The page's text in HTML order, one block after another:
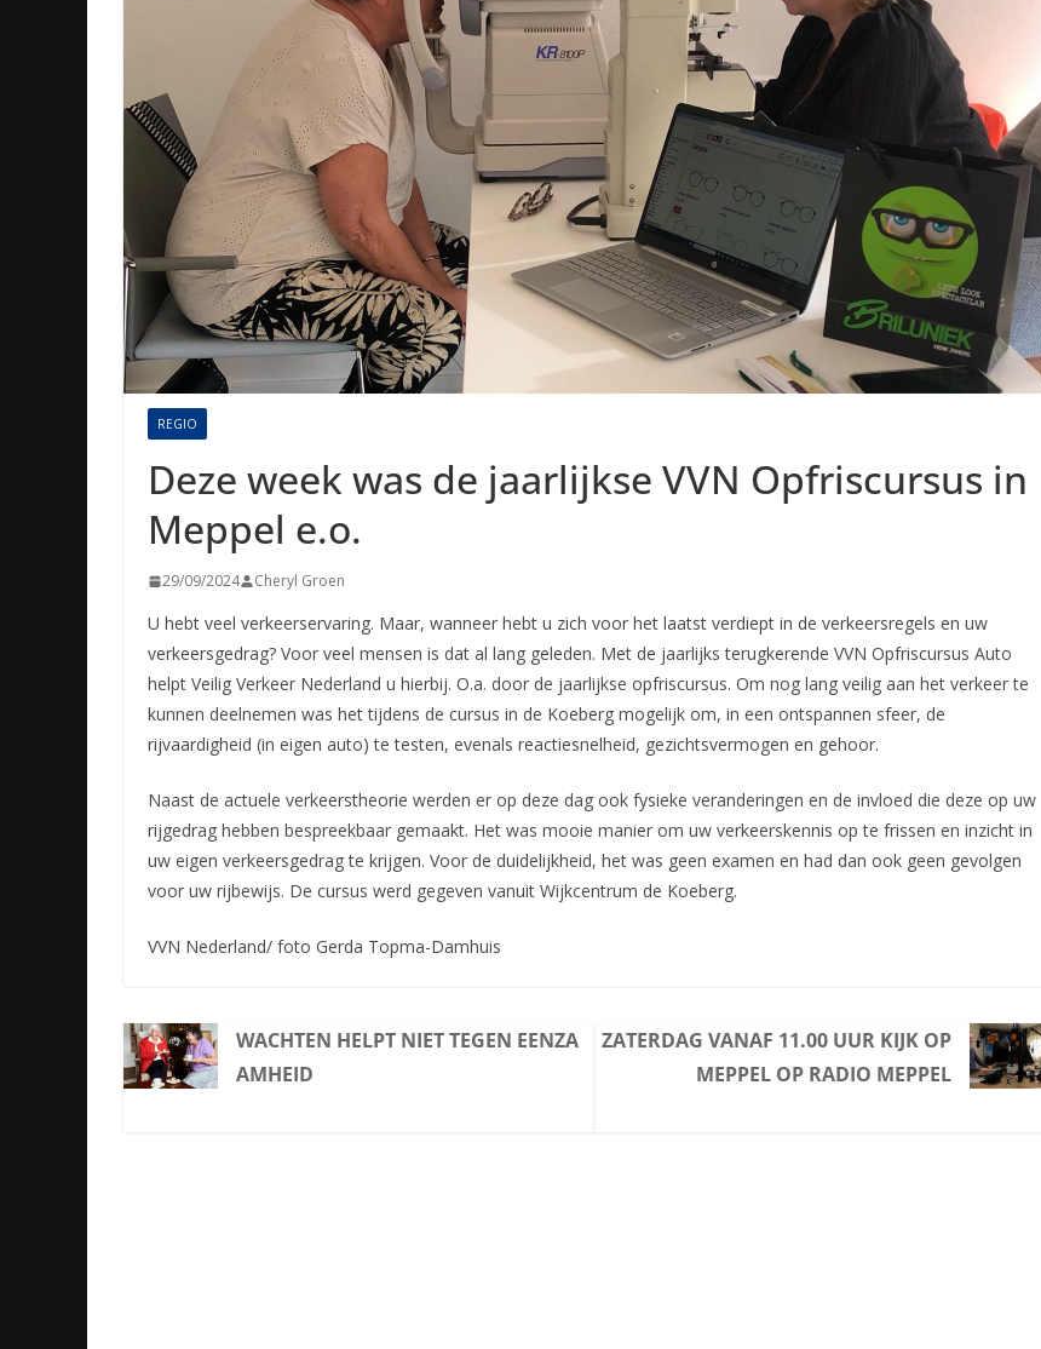
REGIO
Deze week was de jaarlijkse VVN Opfriscursus in
Meppel e.o.
29/09/2024 Cheryl Groen
U hebt veel verkeerservaring. Maar, wanneer hebt u zich voor het laatst verdiept in de verkeersregels en uw
verkeersgedrag? Voor veel mensen is dat al lang geleden. Met de jaarlijks terugkerende VVN Opfriscursus Auto
helpt Veilig Verkeer Nederland u hierbij. O.a. door de jaarlijkse opfriscursus. Om nog lang veilig aan het verkeer te
kunnen deelnemen was het tijdens de cursus in de Koeberg mogelijk om, in een ontspannen sfeer, de
rijvaardigheid (in eigen auto) te testen, evenals reactiesnelheid, gezichtsvermogen en gehoor.
Naast de actuele verkeerstheorie werden er op deze dag ook fysieke veranderingen en de invloed die deze op uw
rijgedrag hebben bespreekbaar gemaakt. Het was mooie manier om uw verkeerskennis op te frissen en inzicht in
uw eigen verkeersgedrag te krijgen. Voor de duidelijkheid, het was geen examen en had dan ook geen gevolgen
voor uw rijbewijs. De cursus werd gegeven vanuit Wijkcentrum de Koeberg.
VVN Nederland/ foto Gerda Topma-Damhuis
WACHTEN HELPT NIET TEGEN EENZA
AMHEID
ZATERDAG VANAF 11.00 UUR KIJK OP
MEPPEL OP RADIO MEPPEL